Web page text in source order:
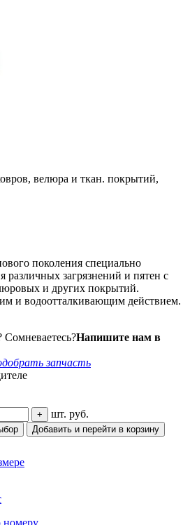
велюра и ткан. покрытий,
поколения специально
различных загрязнений и пятен с
и других покрытий.
и водоотталкивающим действием.
Напишите нам в
запчасть
+ шт. руб.
Добавить и перейти в корзину
номеру